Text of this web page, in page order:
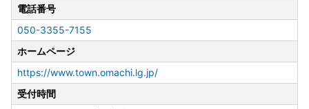
指定対象期間：令和7年10月1日から令和8年9月30日
【天候不良に伴う配送遅延のお知らせ】
台風の影響により、一部地域で配送に遅れが生じる可能性が
ございます。
最新の状況に関しましては、ヤマト運輸ホームページをご確
電話番号
050-3355-7155
ホームページ
https://www.town.omachi.lg.jp/
受付時間